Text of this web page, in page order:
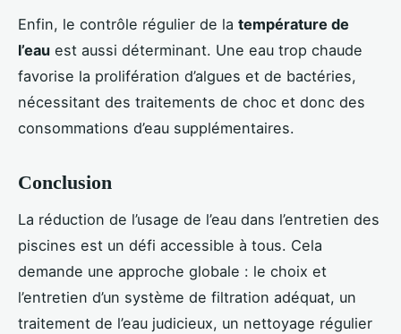
Enfin, le contrôle régulier de la température de
l’eau est aussi déterminant. Une eau trop chaude
favorise la prolifération d’algues et de bactéries,
nécessitant des traitements de choc et donc des
consommations d’eau supplémentaires.
Conclusion
La réduction de l’usage de l’eau dans l’entretien des
piscines est un défi accessible à tous. Cela
demande une approche globale : le choix et
l’entretien d’un système de filtration adéquat, un
traitement de l’eau judicieux, un nettoyage régulier